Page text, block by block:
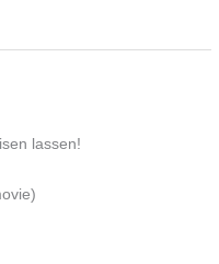
lassen!